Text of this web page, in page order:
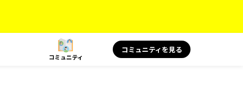
コミュニティ
コミュニティを見る